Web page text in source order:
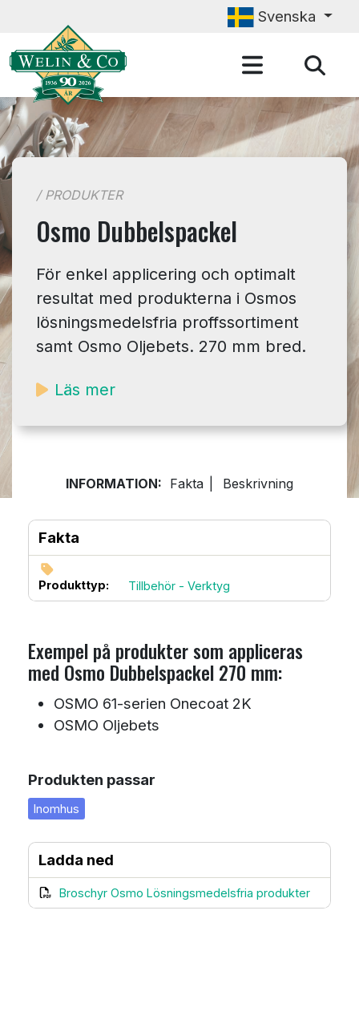
Svenska
/ PRODUKTER
Osmo Dubbelspackel
För enkel applicering och optimalt
resultat med produkterna i Osmos
lösningsmedelsfria proffssortiment
samt Osmo Oljebets. 270 mm bred.
Läs mer
INFORMATION: Fakta Beskrivning
Fakta
Produkttyp: Tillbehör - Verktyg
Exempel på produkter som appliceras
med Osmo Dubbelspackel 270 mm:
​OSMO 61-serien Onecoat 2K
OSMO Oljebets
Produkten passar
Inomhus
Ladda ned
Broschyr Osmo Lösningsmedelsfria produkter